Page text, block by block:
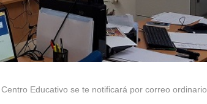
Educativo se te notificará por correo ordinario.